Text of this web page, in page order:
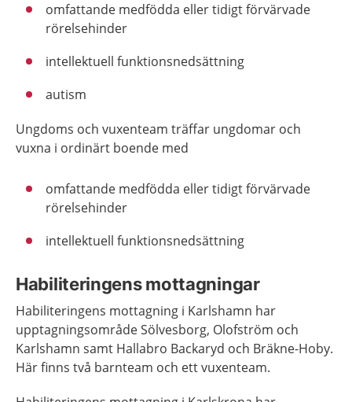
omfattande medfödda eller tidigt förvärvade
rörelsehinder ​
intellektuell funktionsnedsättning​
autism​
Ungdoms och vuxenteam träffar ungdomar och
vuxna i ordinärt boende med​
omfattande medfödda eller tidigt förvärvade
rörelsehinder​
intellektuell funktionsnedsättning​
Habiliteringens mottagningar
Habiliteringens mottagning i Karlshamn har
upptagningsområde Sölvesborg, Olofström och
Karlshamn samt Hallabro Backaryd och Bräkne-Hoby.
Här finns två barnteam och ett vuxenteam.